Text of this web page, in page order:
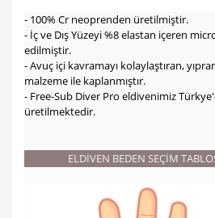
- 100% Cr neoprenden üretilmiştir.
- İç ve Dış Yüzeyi %8 elastan içeren
edilmiştir.
- Avuç içi kavramayı kolaylaştıran,
malzeme ile kaplanmıştır.
- Free-Sub Diver Pro eldivenimiz
üretilmektedir.
ELDİVEN BEDEN SEÇİM